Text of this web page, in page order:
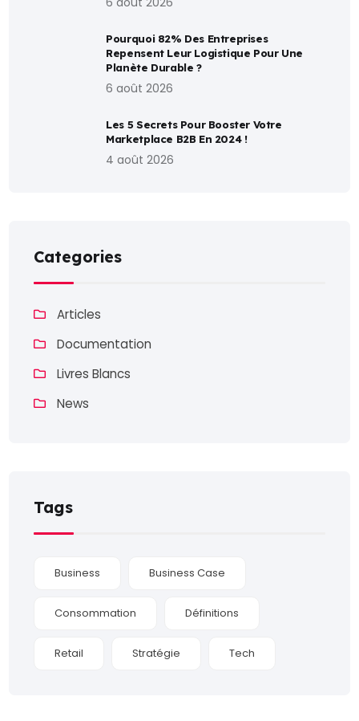
Pourquoi 82% Des Entreprises
Repensent Leur Logistique Pour Une
Planète Durable ?
6 août 2026
Les 5 Secrets Pour Booster Votre
Marketplace B2B En 2024 !
4 août 2026
Categories
Articles
Documentation
Livres Blancs
News
Tags
Business Business Case
Consommation Définitions
Retail Stratégie Tech